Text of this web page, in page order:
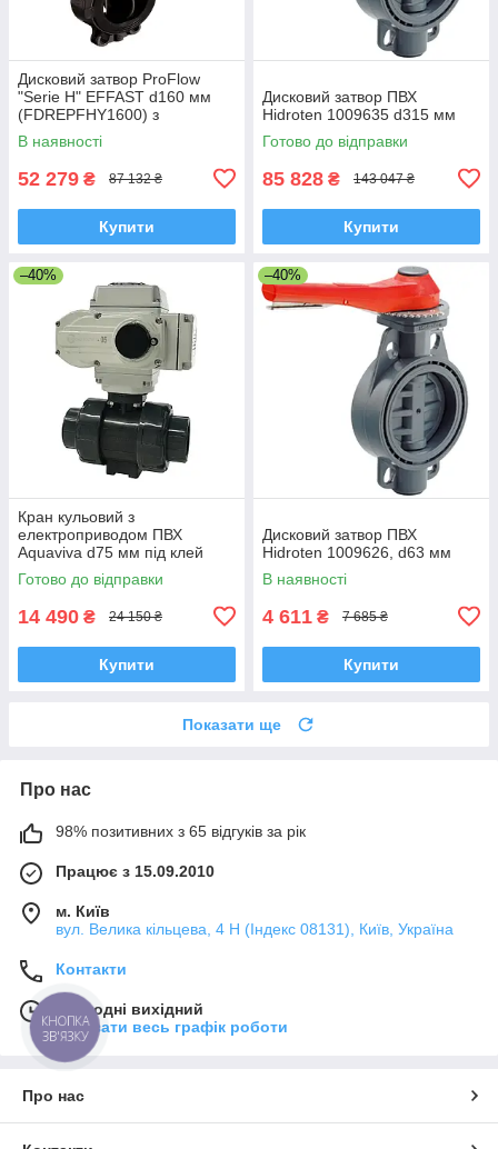
Дисковий затвор ProFlow
"Serie H" EFFAST d160 мм
(FDREPFHY1600) з
ущільненням EPDM
В наявності
52 279 ₴ 87 132 ₴
Купити
Дисковий затвор ПВХ
Hidroten 1009635 d315 мм
Готово до відправки
85 828 ₴ 143 047 ₴
Купити
–40%
Кран кульовий з
електроприводом ПВХ
Aquaviva d75 мм під клей
Готово до відправки
14 490 ₴ 24 150 ₴
Купити
–40%
Дисковий затвор ПВХ
Hidroten 1009626, d63 мм
В наявності
4 611 ₴ 7 685 ₴
Купити
Показати ще
Про нас
98% позитивних з 65 відгуків за рік
Працює з 15.09.2010
м. Київ
вул. Велика кільцева, 4 Н (Індекс 08131), Київ, Україна
Контакти
Сьогодні вихідний
Показати весь графік роботи
Про нас
КНОПКА
ЗВ'ЯЗКУ